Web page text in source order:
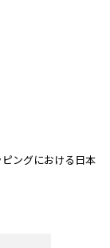
ピングにおける日本